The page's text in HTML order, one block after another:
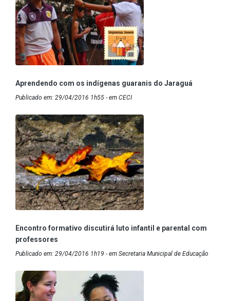
Aprendendo com os indígenas guaranis do Jaraguá
Publicado em: 29/04/2016 1h55 - em CECI
Encontro formativo discutirá luto infantil e parental com
professores
Publicado em: 29/04/2016 1h19 - em Secretaria Municipal de Educação